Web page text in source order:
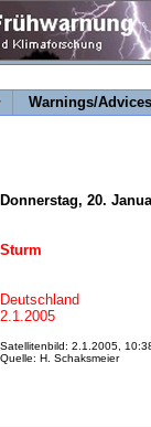
Warnings/
Donnerstag, 20.
Sturm
Deutschland
2.1.2005
Satellitenbild: 2.1.2005,
Quelle: H. Schaksmeier